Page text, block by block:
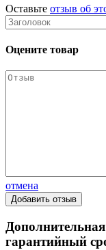
Оставьте отзыв об
Оцените товар
отмена
гарантийный